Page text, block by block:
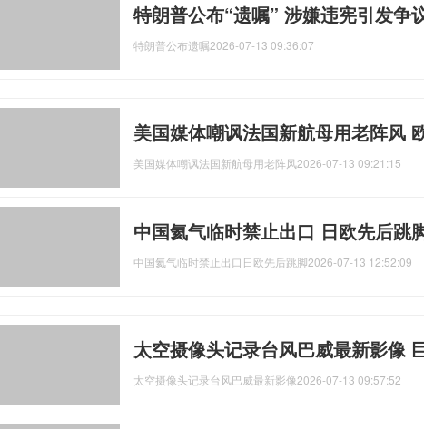
特朗普公布“遗嘱” 涉嫌违宪引发争
特朗普公布遗嘱2026-07-13 09:36:07
美国媒体嘲讽法国新航母用老阵风
美国媒体嘲讽法国新航母用老阵风2026-07-13 09:21:15
中国氦气临时禁止出口 日欧先后跳
中国氦气临时禁止出口日欧先后跳脚2026-07-13 12:52:09
太空摄像头记录台风巴威最新影像
太空摄像头记录台风巴威最新影像2026-07-13 09:57:52